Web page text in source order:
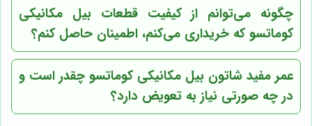
چگونه می‌توانم از کیفیت قطعات بیل مکانیکی
کوماتسو که خریداری می‌کنم، اطمینان حاصل کنم؟
عمر مفید شاتون بیل مکانیکی کوماتسو چقدر است و
در چه صورتی نیاز به تعویض دارد؟